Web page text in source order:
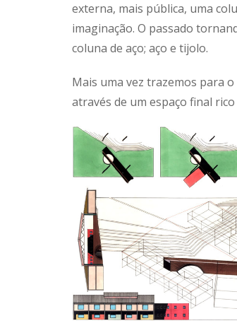
externa, mais pública, uma
imaginação. O passado
coluna de aço; aço e tijolo.
Mais uma vez trazemos para
através de um espaço final